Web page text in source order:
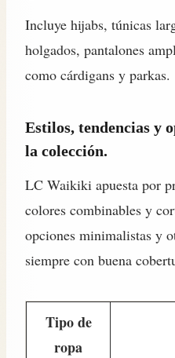
Incluye hijabs, túnicas
holgados, pantalones
como cárdigans y parkas.
Estilos, tendencias y
la colección.
LC Waikiki apuesta por
colores combinables y
opciones minimalistas y
siempre con buena
Tipo de
ropa